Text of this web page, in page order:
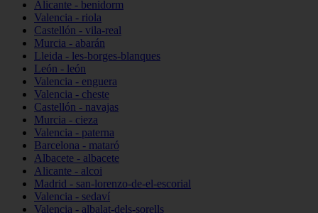
Alicante - benidorm
Valencia - riola
Castellón - vila-real
Murcia - abarán
Lleida - les-borges-blanques
León - león
Valencia - enguera
Valencia - cheste
Castellón - navajas
Murcia - cieza
Valencia - paterna
Barcelona - mataró
Albacete - albacete
Alicante - alcoi
Madrid - san-lorenzo-de-el-escorial
Valencia - sedaví
Valencia - albalat-dels-sorells